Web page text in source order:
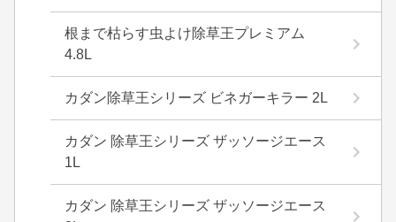
根まで枯らす虫よけ除草王プレミアム
4.8L
カダン除草王シリーズ ビネガーキラー 2L
カダン 除草王シリーズ ザッソージエース
1L
カダン 除草王シリーズ ザッソージエース